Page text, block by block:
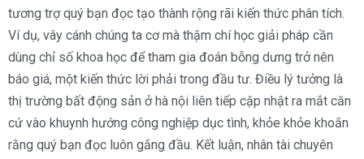
tương trợ quý bạn đọc tạo thành rộng rãi kiến thức phân tích.
Ví dụ, vây cánh chúng ta cơ mà thậm chí học giải pháp cần
dùng chỉ số khoa học để tham gia đoán bỗng dưng trở nên
báo giá, một kiến thức lời phải trong đầu tư. Điều lý tưởng là
thị trường bất động sản ở hà nội liên tiếp cập nhật ra mắt căn
cứ vào khuynh hướng công nghiệp dục tình, khỏe khỏe khoắn
rằng quý bạn đọc luôn gắng đầu. Kết luận, nhân tài chuyên